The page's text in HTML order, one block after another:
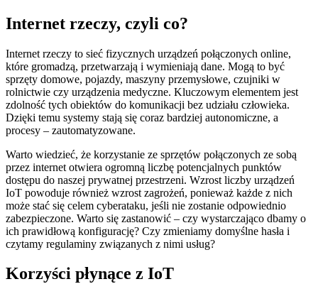
Internet rzeczy, czyli co?
Internet rzeczy to sieć fizycznych urządzeń połączonych online,
które gromadzą, przetwarzają i wymieniają dane. Mogą to być
sprzęty domowe, pojazdy, maszyny przemysłowe, czujniki w
rolnictwie czy urządzenia medyczne. Kluczowym elementem jest
zdolność tych obiektów do komunikacji bez udziału człowieka.
Dzięki temu systemy stają się coraz bardziej autonomiczne, a
procesy – zautomatyzowane.
Warto wiedzieć, że korzystanie ze sprzętów połączonych ze sobą
przez internet otwiera ogromną liczbę potencjalnych punktów
dostępu do naszej prywatnej przestrzeni. Wzrost liczby urządzeń
IoT powoduje również wzrost zagrożeń, ponieważ każde z nich
może stać się celem cyberataku, jeśli nie zostanie odpowiednio
zabezpieczone. Warto się zastanowić – czy wystarczająco dbamy o
ich prawidłową konfigurację? Czy zmieniamy domyślne hasła i
czytamy regulaminy związanych z nimi usług?
Korzyści płynące z IoT